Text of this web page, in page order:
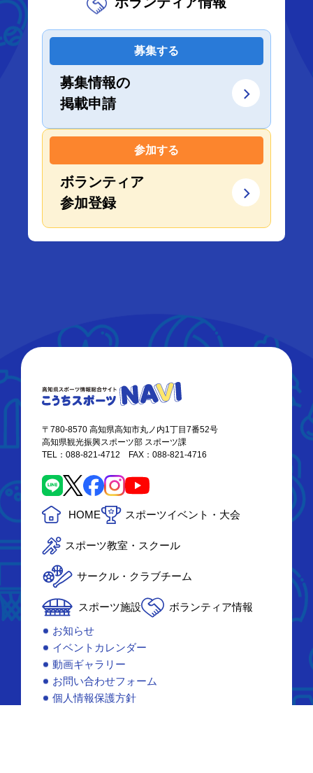
募集する
募集情報の
掲載申請
参加する
ボランティア
参加登録
〒780-8570 高知県高知市丸ノ内1丁目7番52号
高知県観光振興スポーツ部 スポーツ課
TEL：088-821-4712 FAX：088-821-4716
HOME スポーツイベント・大会
スポーツ教室・スクール
サークル・クラブチーム
スポーツ施設
ボランティア情報
お知らせ
イベントカレンダー
動画ギャラリー
お問い合わせフォーム
個人情報保護方針